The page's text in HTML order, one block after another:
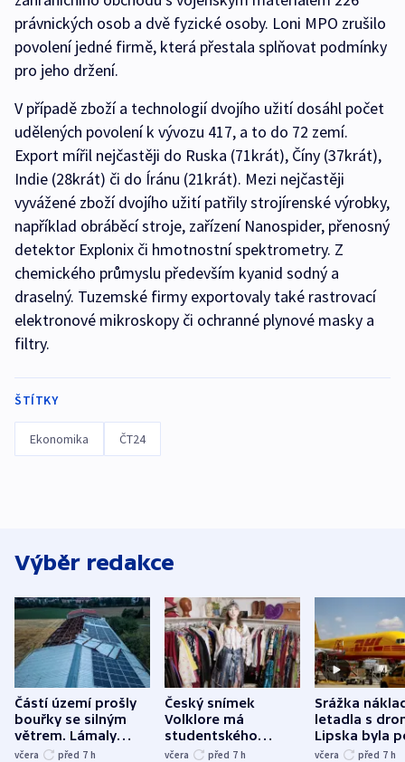
právnických osob a dvě fyzické osoby. Loni MPO zrušilo
povolení jedné firmě, která přestala splňovat podmínky
pro jeho držení.
V případě zboží a technologií dvojího užití dosáhl počet
udělených povolení k vývozu 417, a to do 72 zemí.
Export mířil nejčastěji do Ruska (71krát), Číny (37krát),
Indie (28krát) či do Íránu (21krát). Mezi nejčastěji
vyvážené zboží dvojího užití patřily strojírenské výrobky,
například obráběcí stroje, zařízení Nanospider, přenosný
detektor Explonix či hmotnostní spektrometry. Z
chemického průmyslu především kyanid sodný a
draselný. Tuzemské firmy exportovaly také rastrovací
elektronové mikroskopy či ochranné plynové masky a
filtry.
ŠTÍTKY
Ekonomika ČT24
Výběr redakce
Částí území prošly
bouřky se silným
větrem. Lámaly
stromy a poničily
včera před 7 h
Český snímek
Volklore má
studentského
Oscara, zabojuje o
včera před 7 h
Srážka
letadla s
Lipska byla
německého
včera před 7 h